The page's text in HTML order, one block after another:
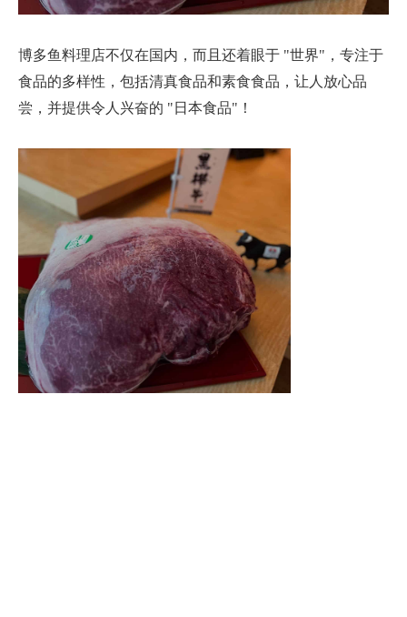
博多鱼料理店不仅在国内，而且还着眼于 "世界"，专注于
食品的多样性，包括清真食品和素食食品，让人放心品
尝，并提供令人兴奋的 "日本食品"！